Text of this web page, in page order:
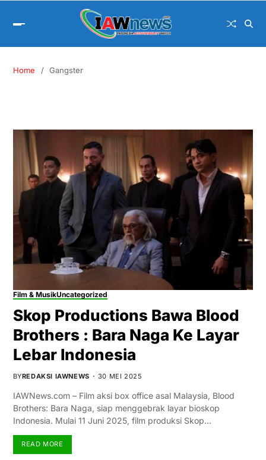
Home Gangster
Film & MusikUncategorized
Skop Productions Bawa Blood
Brothers : Bara Naga Ke Layar
Lebar Indonesia
BYREDAKSI IAWNEWS 30 MEI 2025
IAWNews.com – Film aksi box office asal Malaysia, Blood
Brothers: Bara Naga, siap menggebrak layar bioskop
Indonesia. Mulai 11 Juni 2025, film produksi Skop…
READ MORE